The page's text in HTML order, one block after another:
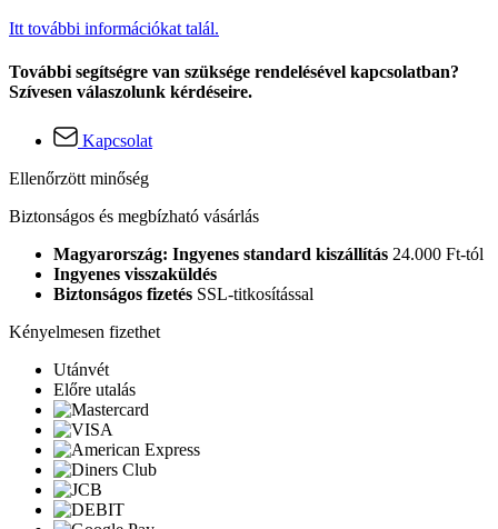
Itt további információkat talál.
További segítségre van szüksége rendelésével kapcsolatban?
Szívesen válaszolunk kérdéseire.
Kapcsolat
Ellenőrzött minőség
Biztonságos és megbízható vásárlás
Magyarország: Ingyenes standard kiszállítás 24.000 Ft-tól
Ingyenes visszaküldés
Biztonságos fizetés SSL-titkosítással
Kényelmesen fizethet
Utánvét
Előre utalás